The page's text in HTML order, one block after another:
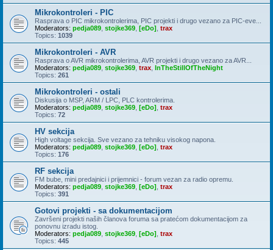
Mikrokontroleri - PIC
Rasprava o PIC mikrokontrolerima, PIC projekti i drugo vezano za PIC-eve...
Moderators: pedja089 stojke369 [eDo] trax
Topics: 1039
Mikrokontroleri - AVR
Rasprava o AVR mikrokontrolerima, AVR projekti i drugo vezano za AVR...
Moderators: pedja089 stojke369 trax InTheStillOfTheNight
Topics: 261
Mikrokontroleri - ostali
Diskusija o MSP, ARM / LPC, PLC kontrolerima.
Moderators: pedja089 stojke369 [eDo] trax
Topics: 72
HV sekcija
High voltage sekcija. Sve vezano za tehniku visokog napona.
Moderators: pedja089 stojke369 [eDo] trax
Topics: 176
RF sekcija
FM bube, mini predajnici i prijemnici - forum vezan za radio opremu.
Moderators: pedja089 stojke369 [eDo] trax
Topics: 391
Gotovi projekti - sa dokumentacijom
Završeni projekti naših članova foruma sa pratećom dokumentacijom za
ponovnu izradu istog.
Moderators: pedja089 stojke369 [eDo] trax
Topics: 445